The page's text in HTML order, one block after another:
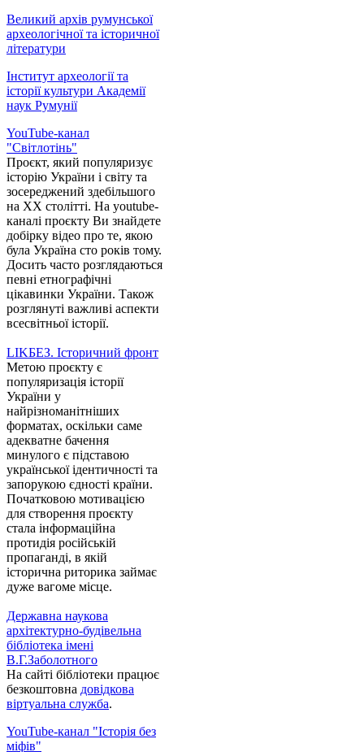
Великий архів румунської
археологічної та історичної
літератури
Інститут археології та
історії культури Академії
наук Румунії
YouTube-канал
"Світлотінь"
Проєкт, який популяризує
історію України і світу та
зосереджений здебільшого
на XX столітті. На youtube-
каналі проєкту Ви знайдете
добірку відео про те, якою
була Україна сто років тому.
Досить часто розглядаються
певні етнографічні
цікавинки України. Також
розглянуті важливі аспекти
всесвітньої історії.
LIKБЕЗ. Історичний фронт
Метою проєкту є
популяризація історії
України у
найрізноманітніших
форматах, оскільки саме
адекватне бачення
минулого є підставою
української ідентичності та
запорукою єдності країни.
Початковою мотивацією
для створення проєкту
стала інформаційна
протидія російській
пропаганді, в якій
історична риторика займає
дуже вагоме місце.
Державна наукова
архітектурно-будівельна
бібліотека імені
В.Г.Заболотного
На сайті бібліотеки працює
безкоштовна довідкова
віртуальна служба.
YouTube-канал "Історія без
міфів"